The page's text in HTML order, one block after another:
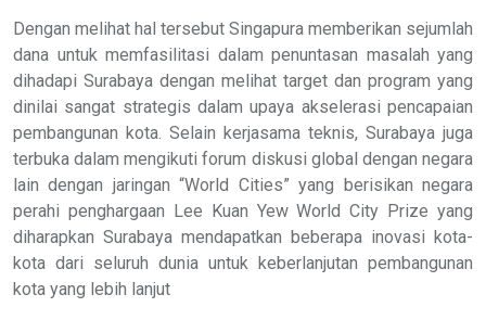
Dengan melihat hal tersebut Singapura memberikan sejumlah
dana untuk memfasilitasi dalam penuntasan masalah yang
dihadapi Surabaya dengan melihat target dan program yang
dinilai sangat strategis dalam upaya akselerasi pencapaian
pembangunan kota. Selain kerjasama teknis, Surabaya juga
terbuka dalam mengikuti forum diskusi global dengan negara
lain dengan jaringan “World Cities” yang berisikan negara
perahi penghargaan Lee Kuan Yew World City Prize yang
diharapkan Surabaya mendapatkan beberapa inovasi kota-
kota dari seluruh dunia untuk keberlanjutan pembangunan
kota yang lebih lanjut